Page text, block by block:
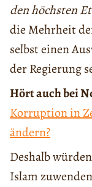
den höchsten
die Mehrheit
selbst einen
der Regierung
Hört auch bei
Korruption in
ändern?
Deshalb
Islam